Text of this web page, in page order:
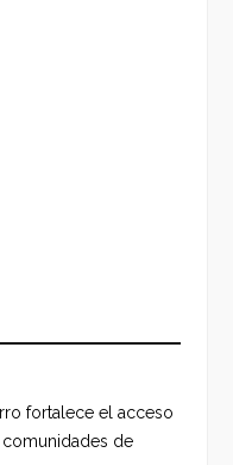
fortalece el acceso
de